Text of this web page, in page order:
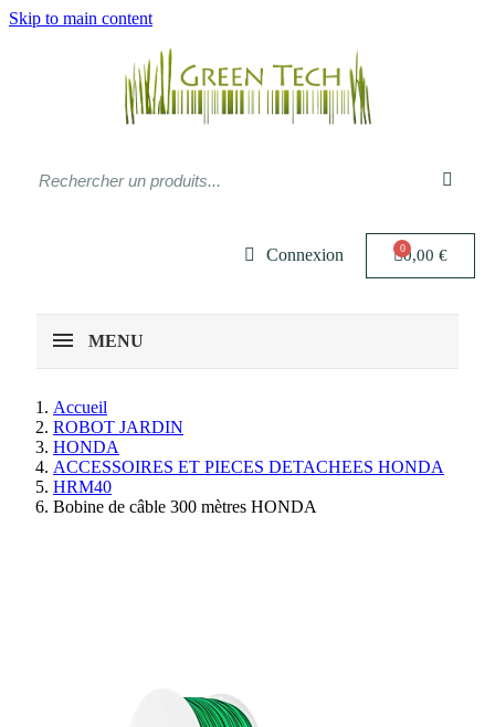
Skip to main content
Connexion 0,00 €
MENU
Accueil
ROBOT JARDIN
HONDA
ACCESSOIRES ET PIECES DETACHEES HONDA
HRM40
Bobine de câble 300 mètres HONDA